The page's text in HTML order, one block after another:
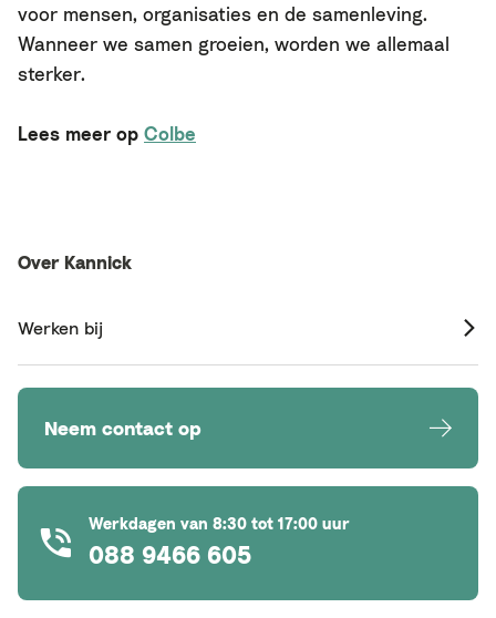
voor mensen, organisaties en de samenleving.
Wanneer we samen groeien, worden we allemaal
sterker.
Lees meer op Colbe
Over Kannick
Werken bij
Neem contact op
Werkdagen van 8:30 tot 17:00 uur
088 9466 605